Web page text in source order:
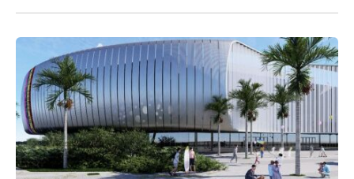
Bairros como Bonsucesso, Salgadinho,
Ouro Preto e Rio Doce receberão eventos
ao longo do sábado, ampliando as opções
de lazer para moradores e visitantes.